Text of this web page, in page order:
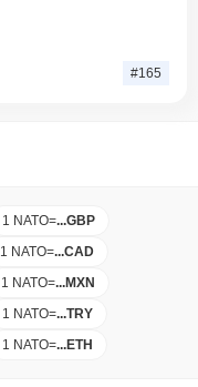
#165
1 NATO=...GBP
1 NATO=...CAD
1 NATO=...MXN
1 NATO=...TRY
1 NATO=...ETH